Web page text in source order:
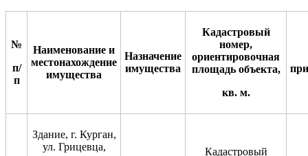
№
п/
п
Наименование и
местонахождение
имущества
Назначение
имущества
Кадастровый
номер,
ориентировочная
площадь объекта,
кв. м.
Здание, г. Курган,
ул. Грицевца,
Кадастровый